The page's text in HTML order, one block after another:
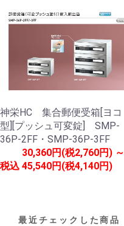
神栄HC 集合郵便受箱[ヨコ
型][プッシュ可変錠] SMP-
36P-2FF・SMP-36P-3FF
税込
30,360円(税2,760円) ～
45,540円(税4,140円)
最近チェックした商品